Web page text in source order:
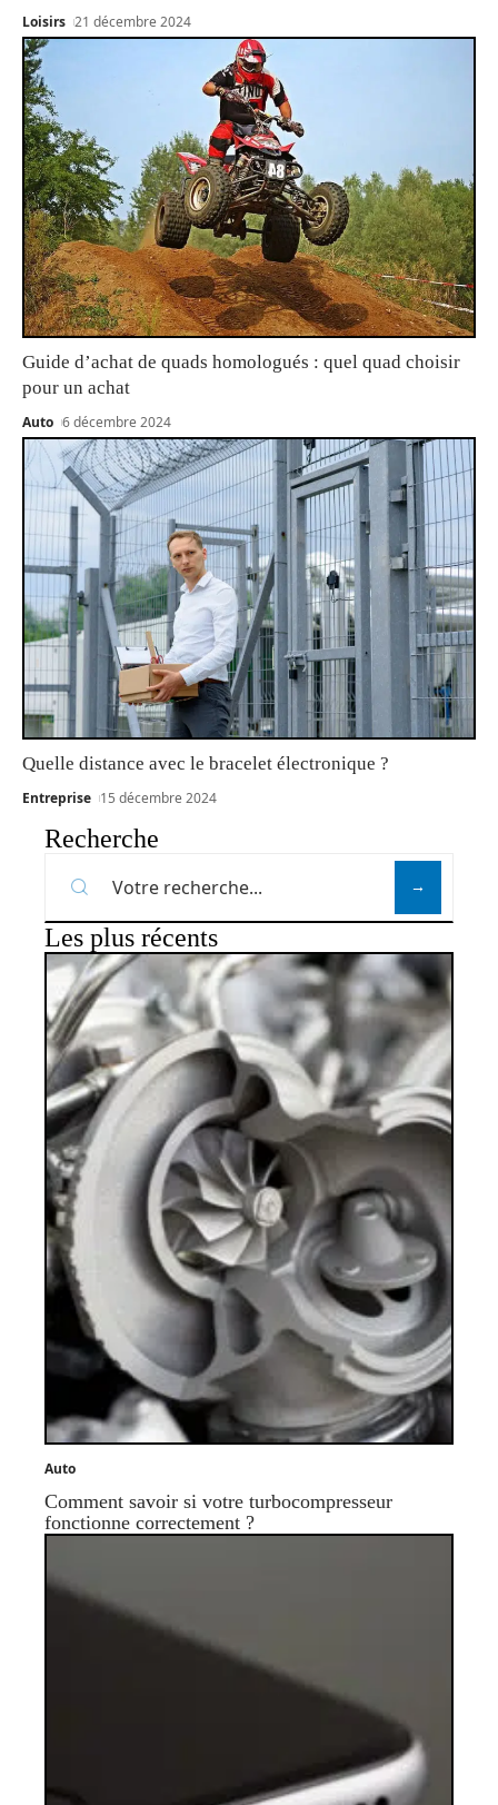
Loisirs 21 décembre 2024
Guide d’achat de quads homologués : quel quad choisir
pour un achat
Auto 6 décembre 2024
Quelle distance avec le bracelet électronique ?
Entreprise 15 décembre 2024
Recherche
Les plus récents
Auto
Comment savoir si votre turbocompresseur
fonctionne correctement ?